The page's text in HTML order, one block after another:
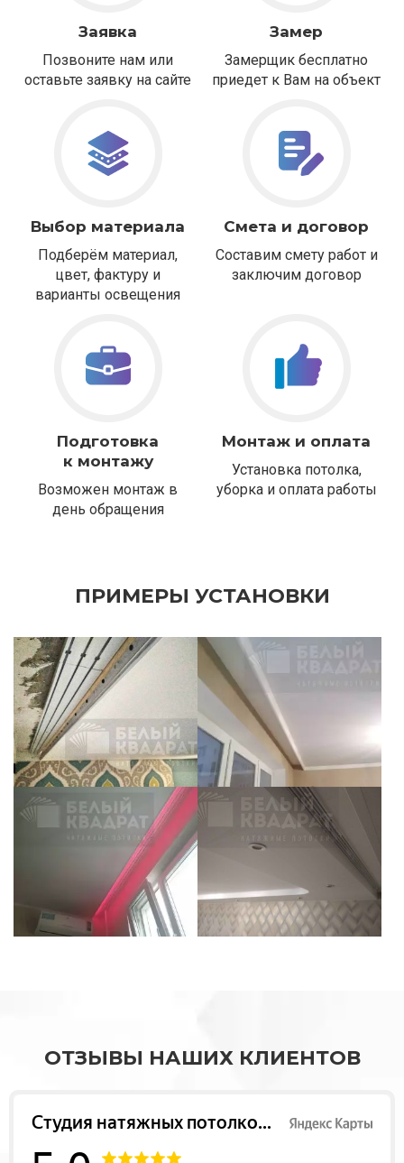
Заявка
Позвоните нам или
оставьте заявку на сайте
Замер
Замерщик бесплатно
приедет к Вам на объект
Выбор материала
Подберём материал,
цвет, фактуру и
варианты освещения
Смета и договор
Составим смету работ и
заключим договор
Подготовка
к монтажу
Возможен монтаж в
день обращения
Монтаж и оплата
Установка потолка,
уборка и оплата работы
ПРИМЕРЫ УСТАНОВКИ
ОТЗЫВЫ НАШИХ КЛИЕНТОВ